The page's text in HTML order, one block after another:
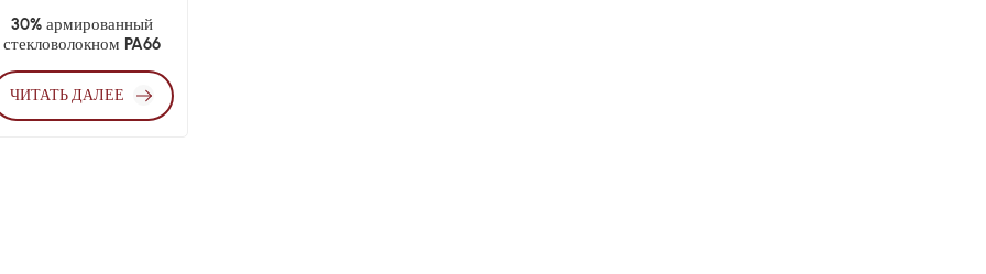
30% армированный
стекловолокном PA66
ЧИТАТЬ ДАЛЕЕ